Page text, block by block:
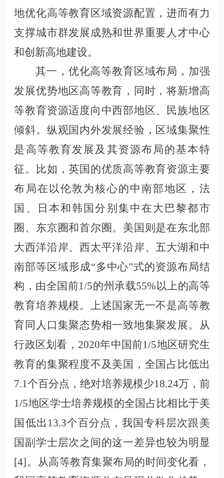
地优化高等教育区域资源配置，进而有力
支撑城市群发展成熟和世界重要人才中心
和创新高地建设。
其一，优化高等教育区域布局，加强
发展优势地区高等教育，同时，将新增高
等教育资源适度向中西部地区、民族地区
倾斜。纵观国内外发展经验，区域集聚性
是高等教育发展及其资源布局的基本特
征。比如，英国的优质高等教育资源主要
布局在以伦敦为核心的中南部地区，法
国、日本和韩国分别集中在大巴黎都市
圈、东京圈和首尔圈。美国则是在东北部
大西洋沿岸、西太平洋沿岸、五大湖和中
南部等区域形成“多中心”式的资源布局结
构，由全国前1/5的州承载55%以上的高等
教育培养规模。上述国家无一不是高等教
育同人口集聚态势相一致地集聚发展。从
行政区划看，2020年中国前1/5地区研究生
教育的集聚程度不及美国，全国占比低出
7.1个百分点，绝对培养规模少18.24万，前
1/5地区学士培养规模的全国占比相比于美
国低出13.3个百分点，我国专科层次跟美
国副学士层次之间的这一差异也较为明显
[4]。从高等教育集聚布局的时间变化看，